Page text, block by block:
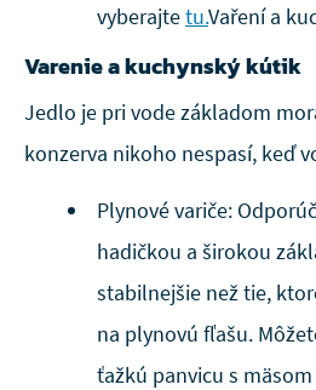
vyberajtetu.Vaření a
Varenie a kuchynský kútik
Jedlo je pri vode základom
konzerva nikoho nespasí, keď
Plynové variče:
hadičkou a širokou
stabilnejšie než tie,
na plynovú fľašu.
ťažkú panvicu s